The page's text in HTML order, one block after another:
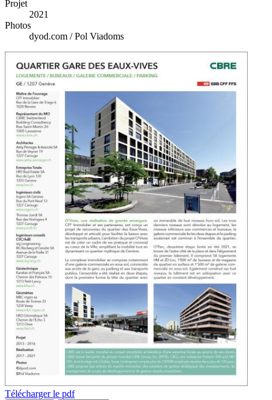
Projet
2021
Photos
dyod.com / Pol Viadoms
Télécharger le pdf